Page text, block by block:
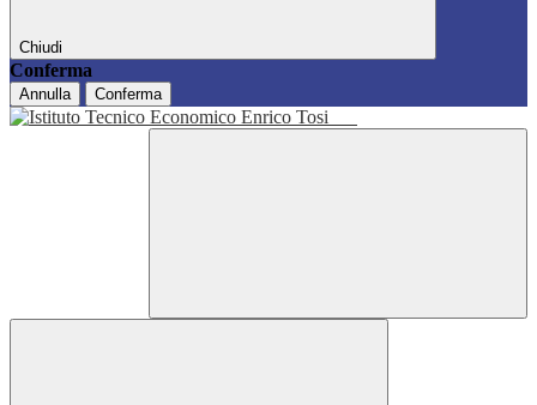
Chiudi
Conferma
Annulla Conferma